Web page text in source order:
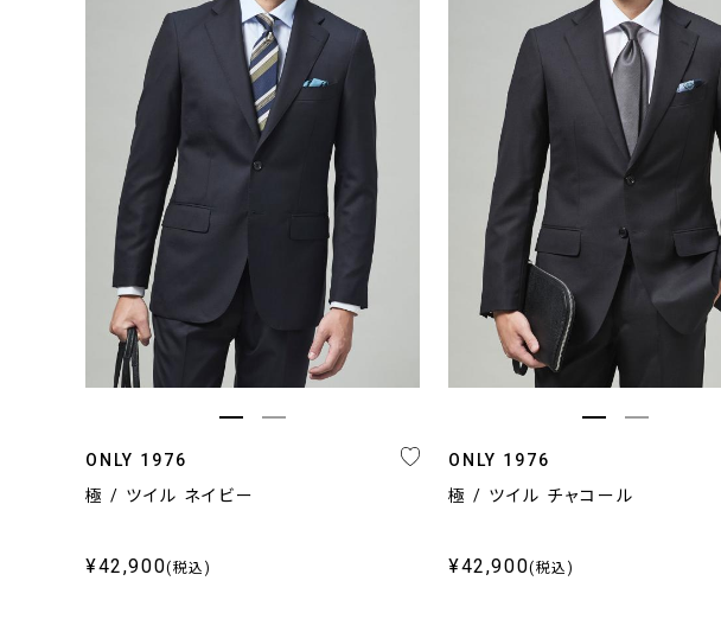
ジャージー
ストレッチ
ウォッシャブル
トラベラー
シーズン
通年向け
春夏向け
秋冬向け
ネイビー・ブルー系
ブラウン・ベージュ系
ブラック
ホワイト
その他
キーワード
ONLY 1976
極 / ツイル ネイビー
¥42,900(税込)
ONLY 1976
極 / ツイル チャコール
¥42,900(税込)